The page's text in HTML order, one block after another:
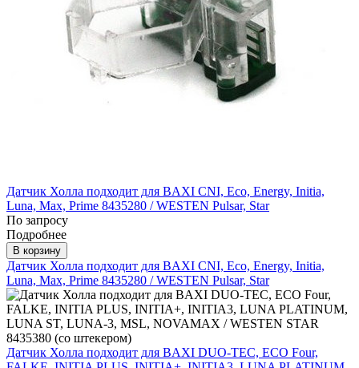
Датчик Холла подходит для BAXI CNI, Eco, Energy, Initia,
Luna, Max, Prime 8435280 / WESTEN Pulsar, Star
По запросу
Подробнее
В корзину
Датчик Холла подходит для BAXI CNI, Eco, Energy, Initia,
Luna, Max, Prime 8435280 / WESTEN Pulsar, Star
Датчик Холла подходит для BAXI DUO-TEC, ECO Four,